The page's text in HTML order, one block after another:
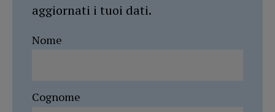
aggiornati i tuoi dati.
Nome
Cognome